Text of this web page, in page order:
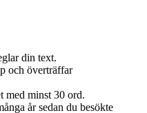
din text.
och överträffar
med minst 30 ord.
år sedan du besökte